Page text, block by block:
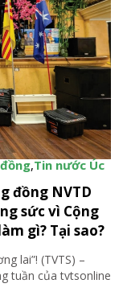
,Tin nước Úc
đồng NVTD
sức vì Cộng
gì? Tại sao?
lai”! (TVTS) –
tuần của tvtsonline